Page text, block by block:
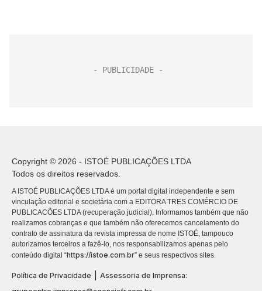
Copyright © 2026 - ISTOÉ PUBLICAÇÕES LTDA
Todos os direitos reservados.
A ISTOÉ PUBLICAÇÕES LTDA é um portal digital independente e sem
vinculação editorial e societária com a EDITORA TRES COMÉRCIO DE
PUBLICACÕES LTDA (recuperação judicial). Informamos também que não
realizamos cobranças e que também não oferecemos cancelamento do
contrato de assinatura da revista impressa de nome ISTOÉ, tampouco
autorizamos terceiros a fazê-lo, nos responsabilizamos apenas pelo
conteúdo digital “https://istoe.com.br” e seus respectivos sites.
Política de Privacidade
Assessoria de Imprensa: